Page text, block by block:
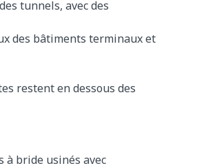
tunnels, avec des
des bâtiments terminaux et
restent en dessous des
à bride usinés avec